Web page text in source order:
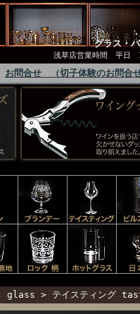
グラス・
浅草店営業時間 平日
お問合せ （切子体験のお問合
glass > テイスティング